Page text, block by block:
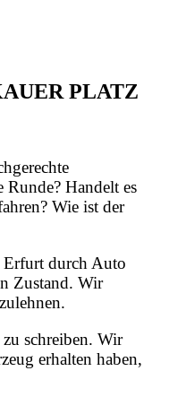
PLATZ
Handelt es
Wie ist der
Erfurt durch Auto
Zustand. Wir
schreiben. Wir
erhalten haben,